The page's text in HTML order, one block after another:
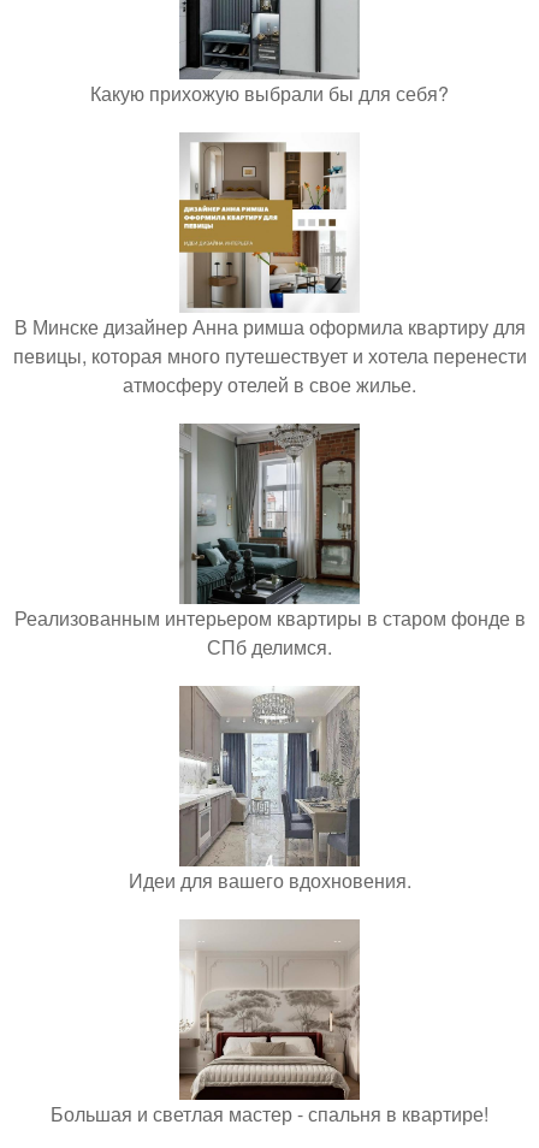
Какую прихожую выбрали бы для себя?
В Минске дизайнер Анна римша оформила квартиру для
певицы, которая много путешествует и хотела перенести
атмосферу отелей в свое жилье.
Реализованным интерьером квартиры в старом фонде в
СПб делимся.
Идеи для вашего вдохновения.
Большая и светлая мастер - спальня в квартире!